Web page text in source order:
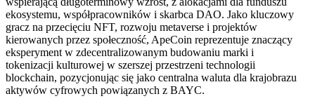
ekosystemu, współpracowników i skarbca DAO. Jako kluczowy
gracz na przecięciu NFT, rozwoju metaverse i projektów
kierowanych przez społeczność, ApeCoin reprezentuje znaczący
eksperyment w zdecentralizowanym budowaniu marki i
tokenizacji kulturowej w szerszej przestrzeni technologii
blockchain, pozycjonując się jako centralna waluta dla krajobrazu
aktywów cyfrowych powiązanych z BAYC.